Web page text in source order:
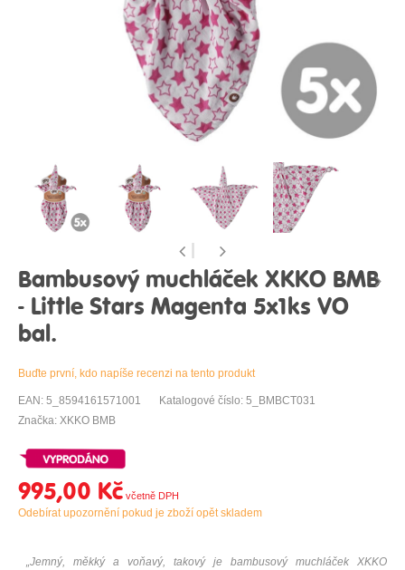
Bambusový muchláček XKKO BMB
- Little Stars Magenta 5x1ks VO
bal.
Buďte první, kdo napíše recenzi na tento produkt
EAN: 5_8594161571001
Katalogové číslo: 5_BMBCT031
Značka: XKKO BMB
995,00 Kč
Odebírat upozornění pokud je zboží opět skladem
„Jemný, měkký a voňavý, takový je bambusový muchláček XKKO